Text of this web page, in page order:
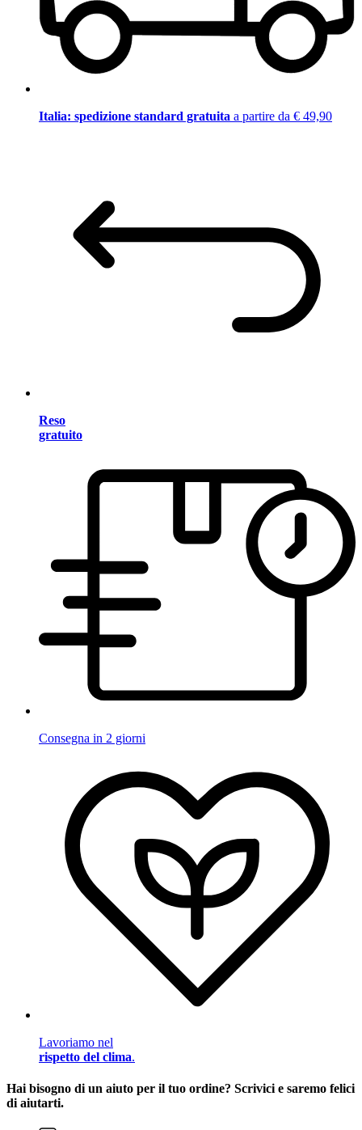
Italia: spedizione standard gratuita a partire da € 49,90
Reso
gratuito
Consegna in 2 giorni
Lavoriamo nel
rispetto del clima.
Hai bisogno di un aiuto per il tuo ordine? Scrivici e saremo felici
di aiutarti.